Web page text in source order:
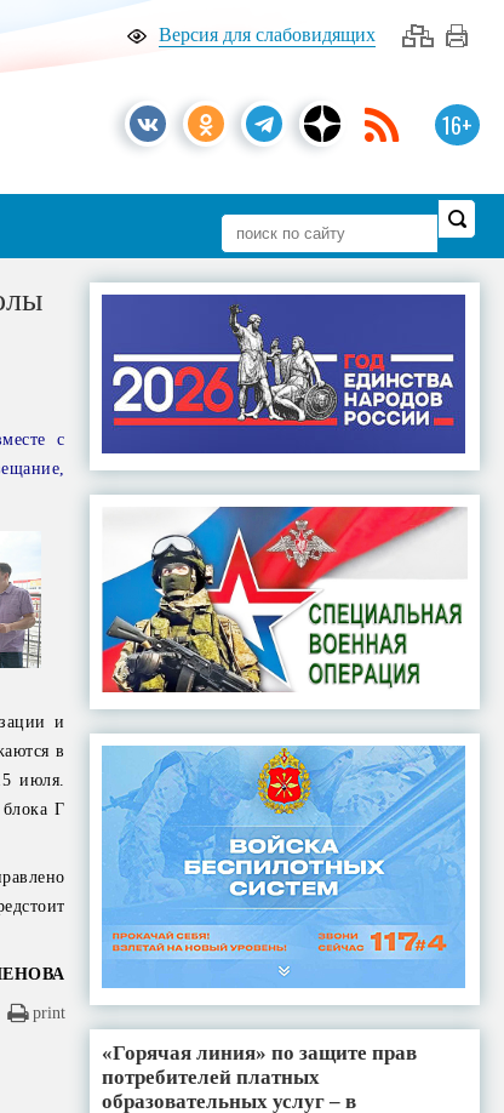
Версия для слабовидящих
16+
с
и
в
июля.
Г
print
«Горячая линия» по защите прав
потребителей платных
образовательных услуг – в